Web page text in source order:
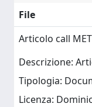
File
Articolo call
Descrizione:
Tipologia:
Licenza: